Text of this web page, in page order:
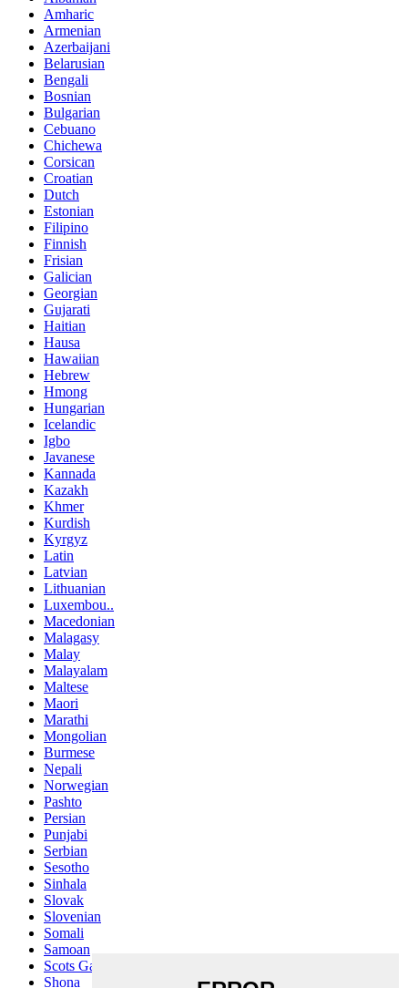
Amharic
Armenian
Azerbaijani
Belarusian
Bengali
Bosnian
Bulgarian
Cebuano
Chichewa
Corsican
Croatian
Dutch
Estonian
Filipino
Finnish
Frisian
Galician
Georgian
Gujarati
Haitian
Hausa
Hawaiian
Hebrew
Hmong
Hungarian
Icelandic
Igbo
Javanese
Kannada
Kazakh
Khmer
Kurdish
Kyrgyz
Latin
Latvian
Lithuanian
Luxembou..
Macedonian
Malagasy
Malay
Malayalam
Maltese
Maori
Marathi
Mongolian
Burmese
Nepali
Norwegian
Pashto
Persian
Punjabi
Serbian
Sesotho
Sinhala
Slovak
Slovenian
Somali
Samoan
Scots Gaelic
Shona